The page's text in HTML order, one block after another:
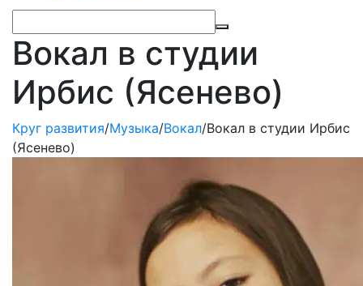
Вокал в студии
Ирбис (Ясенево)
Круг развития/Музыка/Вокал/Вокал в студии Ирбис
(Ясенево)